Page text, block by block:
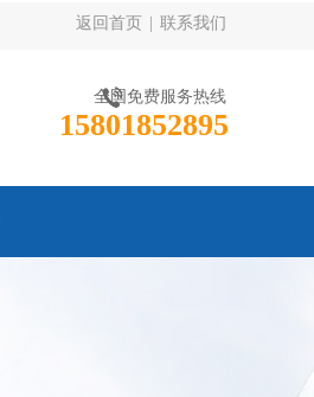
返回首页 联系我们
全国免费服务热线
15801852895